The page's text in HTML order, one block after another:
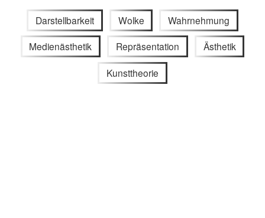
Darstellbarkeit Wolke Wahrnehmung
Medienästhetik Repräsentation Ästhetik
Kunsttheorie